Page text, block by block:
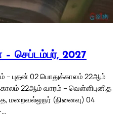
– செப்டம்பர், 2027
– புதன் 02 பொதுக்காலம் 22ஆம்
22ஆம் வாரம் – வெள்ளிபுனித
மறைவல்லுநர் (நினைவு) 04